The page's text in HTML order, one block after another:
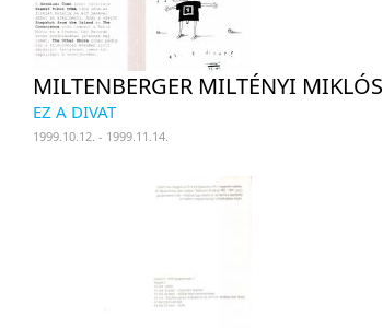
MILTENBERGER MILTÉNYI MIKLÓS
EZ A DIVAT
1999.10.12. - 1999.11.14.